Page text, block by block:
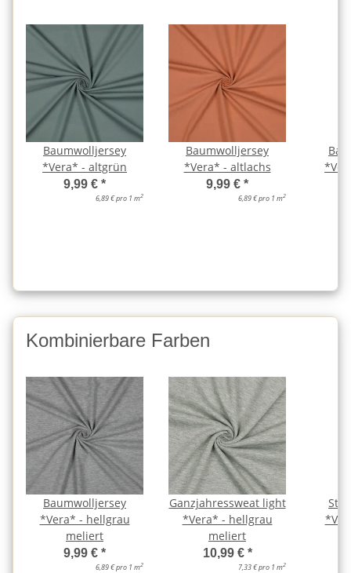
Baumwolljersey
*Vera* - altgrün
9,99 € *
6,89 € pro 1 m2
Baumwolljersey
*Vera* - altlachs
9,99 € *
6,89 € pro 1 m2
Kombinierbare Farben
Baumwolljersey
*Vera* - hellgrau
meliert
9,99 € *
6,89 € pro 1 m2
Ganzjahressweat light
*Vera* - hellgrau
meliert
10,99 € *
7,33 € pro 1 m2